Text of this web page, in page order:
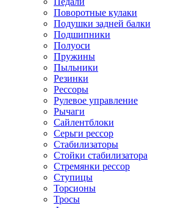
Поворотные кулаки
Подушки задней балки
Подшипники
Полуоси
Пружины
Пыльники
Резинки
Рессоры
Рулевое управление
Рычаги
Сайлентблоки
Серьги рессор
Стабилизаторы
Стойки стабилизатора
Стремянки рессор
Ступицы
Торсионы
Тросы